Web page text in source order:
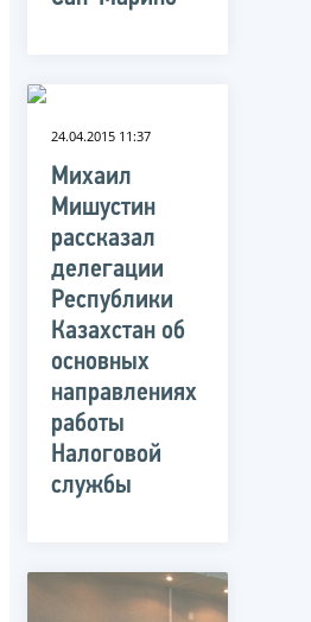
24.04.2015 11:37
Михаил
Мишустин
рассказал
делегации
Республики
Казахстан об
основных
направлениях
работы
Налоговой
службы